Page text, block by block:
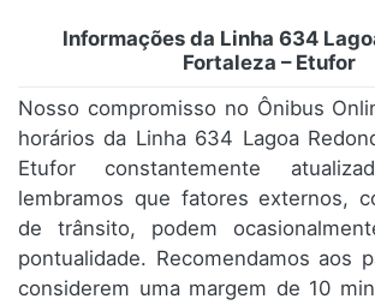
Informações da Linha 634
Fortaleza – Etufor
Nosso compromisso no Ônibus
horários da Linha 634 Lagoa
Etufor constantemente
lembramos que fatores externos,
de trânsito, podem
pontualidade. Recomendamos aos
considerem uma margem de 10